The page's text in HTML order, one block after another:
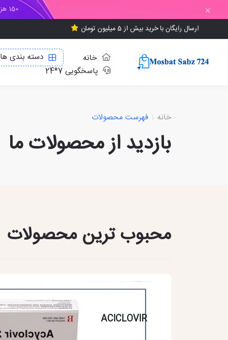
150 هزار تومان تخفیف با
ارسال رایگان با خرید بیش از 5 میلیون تومان
خانه دسته بندی ها
پاسخگویی 7*24
خانه فهرست محصولات
بازدید از محصولات ما
محبوب ترین محصولات
ACICLOVIR